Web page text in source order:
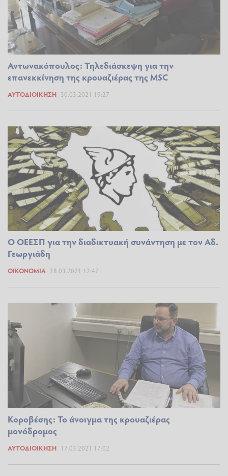
Αντωνακόπουλος: Τηλεδιάσκεψη για την
επανεκκίνηση της κρουαζιέρας της MSC
ΑΥΤΟΔΙΟΊΚΗΣΗ 30.03.2021 19:27
Ο ΟΕΕΣΠ για την διαδικτυακή συνάντηση με τον Αδ.
Γεωργιάδη
ΟΙΚΟΝΟΜΊΑ 18.03.2021 12:47
Κοροβέσης: Το άνοιγμα της κρουαζιέρας
μονόδρομος
ΑΥΤΟΔΙΟΊΚΗΣΗ 17.03.2021 17:02